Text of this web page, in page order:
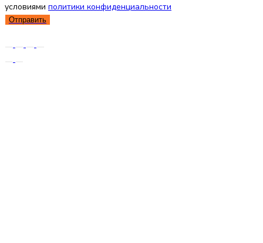
условиями политики конфиденциальности
Отправить